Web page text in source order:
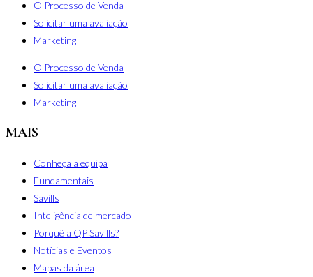
O Processo de Venda
Solicitar uma avaliação
Marketing
O Processo de Venda
Solicitar uma avaliação
Marketing
MAIS
Conheça a equipa
Fundamentais
Savills
Inteligência de mercado
Porquê a QP Savills?
Notícias e Eventos
Mapas da área